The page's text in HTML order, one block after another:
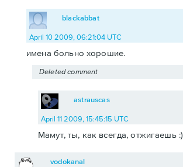
blackabbat
April 10 2009, 06:21:04 UTC
имена больно хорошие.
Deleted comment
astrauscas
April 11 2009, 15:45:15 UTC
Мамут, ты, как всегда, отжигаешь :)
vodokanal